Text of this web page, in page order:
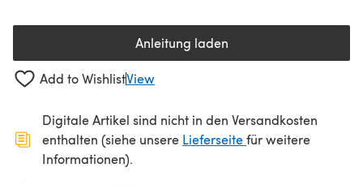
Anleitung laden(öffnet sich in einem neuen
Add to WishlistView
Digitale Artikel sind nicht in den Versandkosten
enthalten (siehe unsere Lieferseite(öffnet sich in
für weitere
Informationen).